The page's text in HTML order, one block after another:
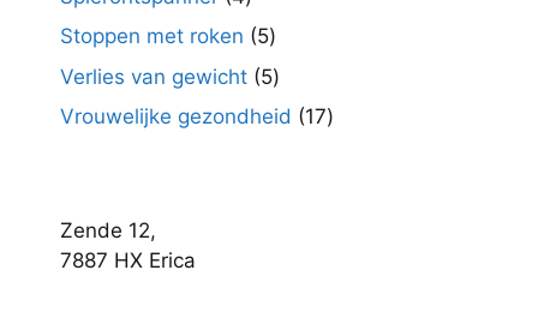
producten
Stoppen met roken 55
producten
Verlies van gewicht 55
producten
Vrouwelijke gezondheid 1717
Zende 12,
7887 HX Erica